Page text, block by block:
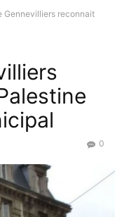
Gennevilliers reconnait
0